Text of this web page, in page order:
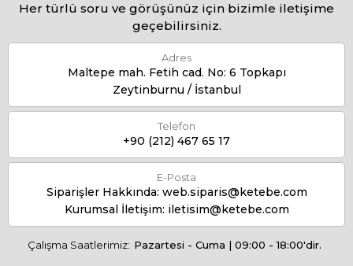
Her türlü soru ve görüşünüz için bizimle iletişime
geçebilirsiniz.
Adres
Maltepe mah. Fetih cad. No: 6 Topkapı
Zeytinburnu / İstanbul
Telefon
+90 (212) 467 65 17
E-Posta
Siparişler Hakkında: web.siparis@ketebe.com
Kurumsal İletişim: iletisim@ketebe.com
Çalışma Saatlerimiz: Pazartesi - Cuma | 09:00 - 18:00'dir.